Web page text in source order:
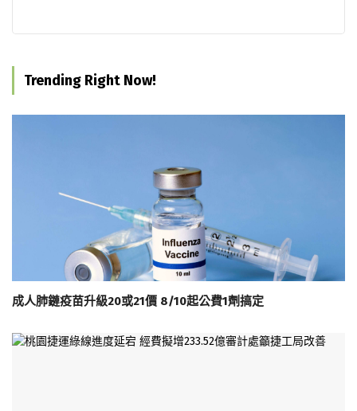
Trending Right Now!
成人肺鏈疫苗升級20或21價 8/10起公費1劑搞定